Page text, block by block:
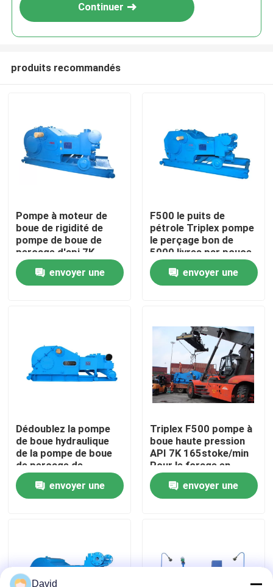
Aperçu
Produits
Visite d'usine
Contact
nouvelles
Revêtement de pompe de boue
Continuer
produits recommandés
Pompe à moteur de
boue de rigidité de
pompe de boue de
perçage d'api 7K
bonne pour des
plates-formes de
forage
envoyer une
F500 le puits de
pétrole Triplex pompe
le perçage bon de
5000 livres par pouce
carré Api Mud Pump
For Oil envoyer une
Dédoublez la pompe
de boue hydraulique
de la pompe de boue
de perçage de
structure 1193kW
F1600FTLenvoyer une
Triplex F500 pompe à
boue haute pression
API 7K 165stoke/min
Pour le forage en
profondeur
envoyer une
David